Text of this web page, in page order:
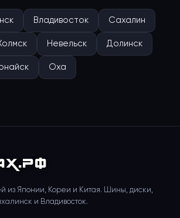
Владивосток Сахалин
Невельск Долинск
Оха
.РФ
из Японии, Кореи и Китая. Шины, диски,
и Владивосток.